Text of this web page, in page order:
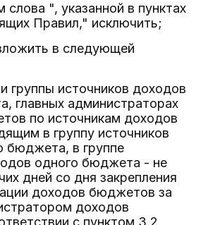
слова ", указанной в пунктах
Правил," исключить;
в следующей
группы источников доходов
главных администраторах
по источникам доходов
в группу источников
бюджета, в группе
одного бюджета - не
дней со дня закрепления
доходов бюджетов за
доходов
с пунктом 3.2